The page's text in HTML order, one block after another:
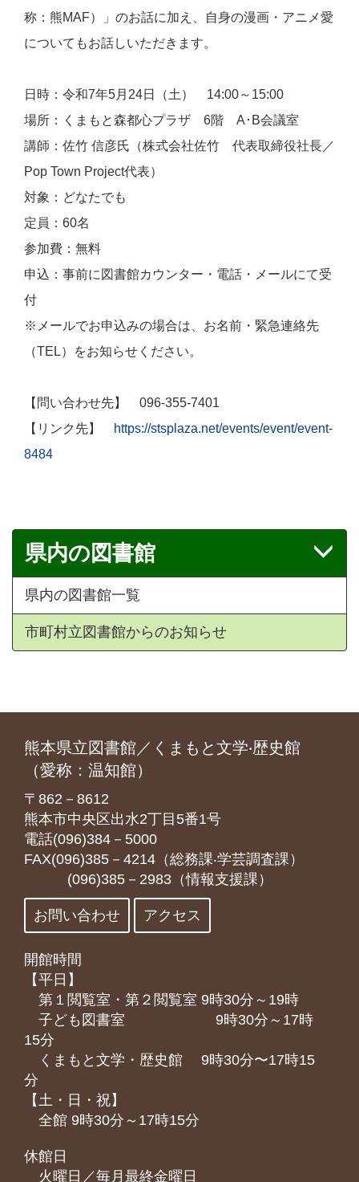
称：熊MAF）」のお話に加え、自身の漫画・アニメ愛
についてもお話しいただきます。
日時：令和7年5月24日（土） 14:00～15:00
場所：くまもと森都心プラザ 6階 A･B会議室
講師：佐竹 信彦氏（株式会社佐竹 代表取締役社長／
Pop Town Project代表）
対象：どなたでも
定員：60名
参加費：無料
申込：事前に図書館カウンター・電話・メールにて受
付
※メールでお申込みの場合は、お名前・緊急連絡先
（TEL）をお知らせください。
【問い合わせ先】 096-355-7401
【リンク先】
https://stsplaza.net/events/event/event-
8484
県内の図書館
県内の図書館一覧
市町村立図書館からのお知らせ
熊本県立図書館／くまもと文学‧歴史館
（愛称：温知館）
〒862－8612
熊本市中央区出水2丁目5番1号
電話(096)384－5000
FAX(096)385－4214（総務課‧学芸調査課）
(096)385－2983（情報支援課）
お問い合わせ アクセス
開館時間
【平日】
第１閲覧室・第２閲覧室 9時30分～19時
子ども図書室 9時30分～17時
15分
くまもと⽂学・歴史館 9時30分〜17時15
分
【土・日・祝】
全館 9時30分～17時15分
休館日
火曜日／毎月最終金曜日